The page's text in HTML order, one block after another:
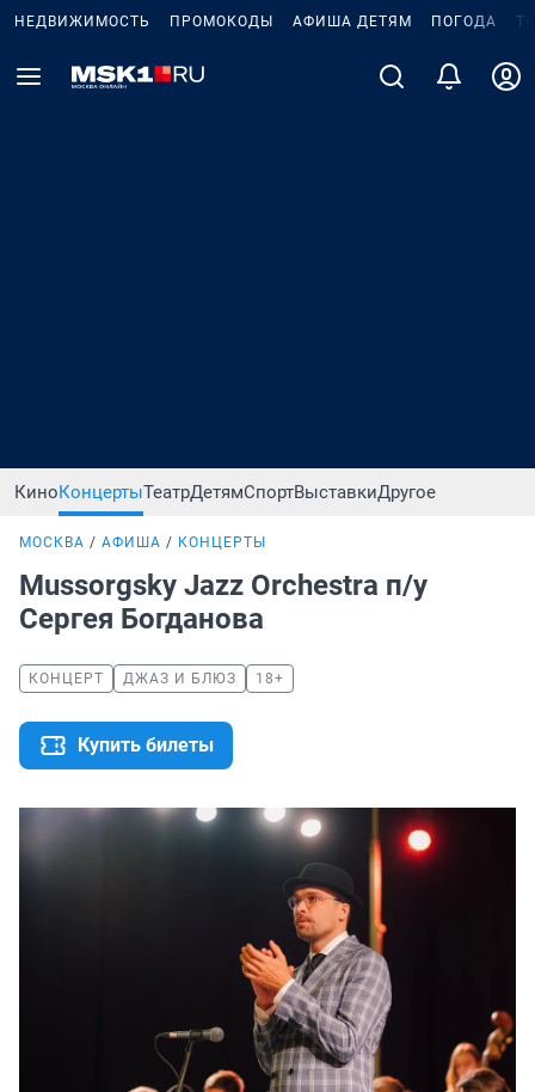
НЕДВИЖИМОСТЬ ПРОМОКОДЫ АФИША ДЕТЯМ ПОГОДА
КиноКонцертыТеатрДетямСпортВыставкиДругое
МОСКВА АФИША КОНЦЕРТЫ
Mussorgsky Jazz Orchestra п/у
Сергея Богданова
КОНЦЕРТ ДЖАЗ И БЛЮЗ 18+
Купить билеты